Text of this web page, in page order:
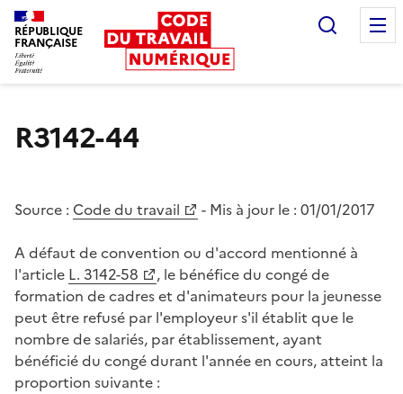
RÉPUBLIQUE
FRANÇAISE
R3142-44
Source : Code du travail - Mis à jour le : 01/01/2017
A défaut de convention ou d'accord mentionné à
l'article L. 3142-58
, le bénéfice du congé de
formation de cadres et d'animateurs pour la jeunesse
peut être refusé par l'employeur s'il établit que le
nombre de salariés, par établissement, ayant
bénéficié du congé durant l'année en cours, atteint la
proportion suivante :